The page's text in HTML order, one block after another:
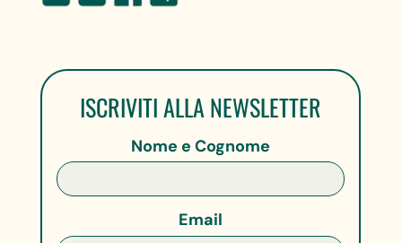
ISCRIVITI ALLA NEWSLETTER
Nome e Cognome
Email